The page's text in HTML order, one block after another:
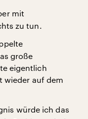
mit
zu tun.
große
eigentlich
wieder auf dem
würde ich das